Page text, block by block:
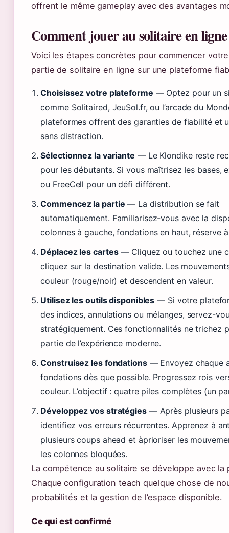
offrent le même gameplay avec des avantages
Comment jouer au solitaire en ligne
Voici les étapes concrètes pour commencer
partie de solitaire en ligne sur une plateforme
Choisissez votre plateforme — Optez pour un
comme Solitaired, JeuSol.fr, ou l’arcade du
plateformes offrent des garanties de fiabilité et
sans distraction.
Sélectionnez la variante — Le Klondike reste
pour les débutants. Si vous maîtrisez les bases,
ou FreeCell pour un défi différent.
Commencez la partie — La distribution se fait
automatiquement. Familiarisez-vous avec la
colonnes à gauche, fondations en haut, réserve
Déplacez les cartes— Cliquez ou touchez une
cliquez sur la destination valide. Les
couleur (rouge/noir) et descendent en valeur.
Utilisez les outils disponibles — Si votre
des indices, annulations ou mélanges, servez-
stratégiquement. Ces fonctionnalités ne trichez
partie de l’expérience moderne.
Construisez les fondations— Envoyez chaque
fondations dès que possible. Progressez rois
couleur. L’objectif : quatre piles complètes (un
Développez vos stratégies— Après plusieurs
identifiez vos erreurs récurrentes. Apprenez à
plusieurs coups ahead et àprioriser les
les colonnes bloquées.
La compétence au solitaire se développe avec la
Chaque configuration teach quelque chose de
probabilités et la gestion de l’espace disponible.
Ce qui est confirmé